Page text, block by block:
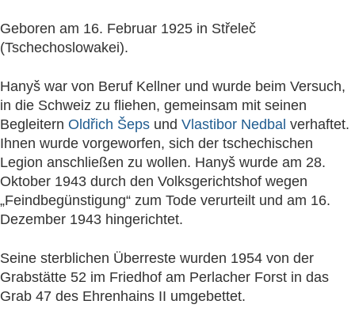
Geboren am 16. Februar 1925 in Střeleč
(Tschechoslowakei).
Hanyš war von Beruf Kellner und wurde beim Versuch,
in die Schweiz zu fliehen, gemeinsam mit seinen
Begleitern Oldřich Šeps und Vlastibor Nedbal verhaftet.
Ihnen wurde vorgeworfen, sich der tschechischen
Legion anschließen zu wollen. Hanyš wurde am 28.
Oktober 1943 durch den Volksgerichtshof wegen
„Feindbegünstigung“ zum Tode verurteilt und am 16.
Dezember 1943 hingerichtet.
Seine sterblichen Überreste wurden 1954 von der
Grabstätte 52 im Friedhof am Perlacher Forst in das
Grab 47 des Ehrenhains II umgebettet.